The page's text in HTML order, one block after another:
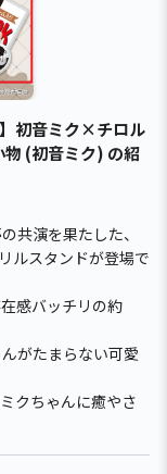
初音ミク×チロル
物 (初音ミク) の紹
共演を果たした、
ルスタンドが登場で
感バッチリの約
がたまらない可愛
クちゃんに癒やさ